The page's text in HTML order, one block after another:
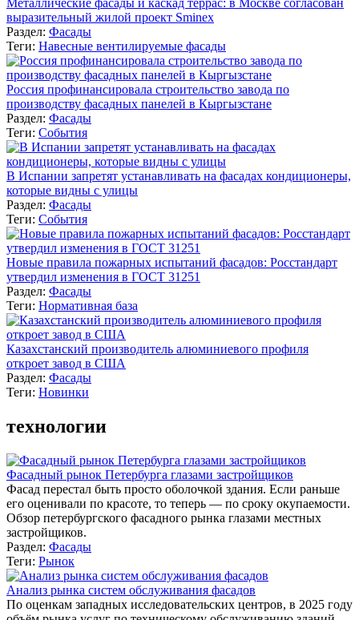
выразительный жилой проект Sminex
Раздел: Фасады
Теги: Навесные вентилируемые фасады
Россия профинансировала строительство завода по
производству фасадных панелей в Кыргызстане
Раздел: Фасады
Теги: События
В Испании запретят устанавливать на фасадах кондиционеры,
которые видны с улицы
Раздел: Фасады
Теги: События
Новые правила пожарных испытаний фасадов: Росстандарт
утвердил изменения в ГОСТ 31251
Раздел: Фасады
Теги: Нормативная база
Казахстанский производитель алюминиевого профиля
откроет завод в США
Раздел: Фасады
Теги: Новинки
технологии
Фасадный рынок Петербурга глазами застройщиков
Фасад перестал быть просто оболочкой здания. Если раньше
его оценивали по красоте, то теперь — по сроку окупаемости.
Обзор петербургского фасадного рынка глазами местных
застройщиков.
Раздел: Фасады
Теги: Рынок
Анализ рынка систем обслуживания фасадов
По оценкам западных исследовательских центров, в 2025 году